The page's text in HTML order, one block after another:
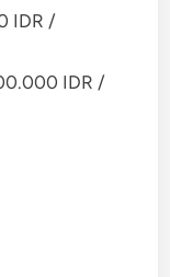
IDR /
IDR /